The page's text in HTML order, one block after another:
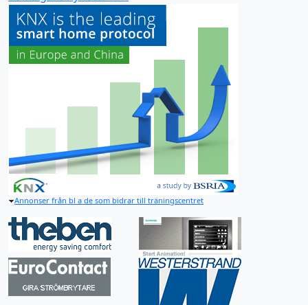
Annonser från bl a de som bidrar till träningscentret